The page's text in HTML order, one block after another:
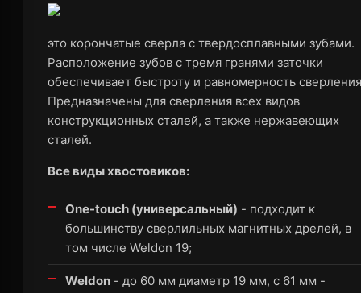
это корончатые сверла с твердосплавными зубами.
Расположение зубов с тремя гранями заточки
обеспечивает быстроту и равномерность
Предназначены для сверления всех видов
конструкционных сталей, а также нержавеющих
сталей.
Все виды хвостовиков:
One-touch (универсальный) - подходит к
большинству сверлильных магнитных дрелей, в
том числе Weldon 19;
Weldon - до 60 мм диаметр 19 мм, с 61 мм -